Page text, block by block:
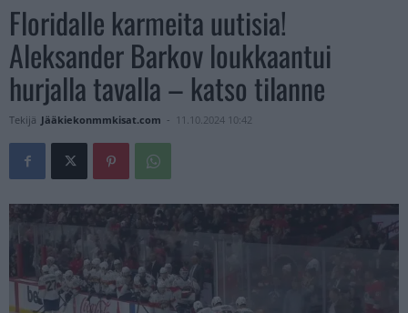
Floridalle karmeita uutisia!
Aleksander Barkov loukkaantui
hurjalla tavalla – katso tilanne
Tekijä Jääkiekonmmkisat.com - 11.10.2024 10:42